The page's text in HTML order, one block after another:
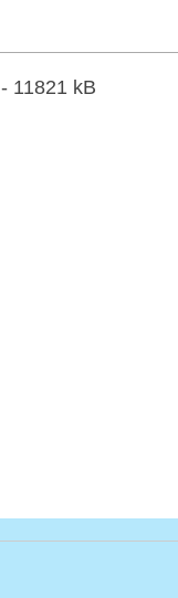
- 11821 kB